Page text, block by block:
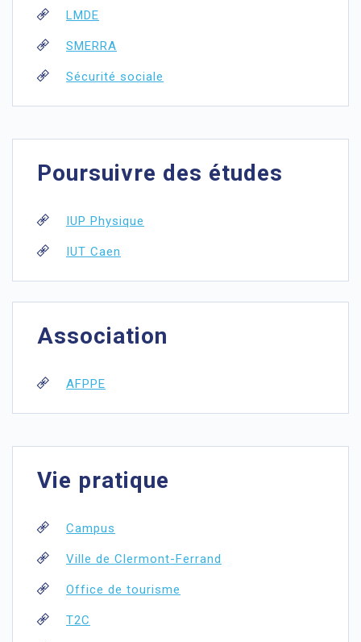
LMDE
SMERRA
Sécurité sociale
Poursuivre des études
IUP Physique
IUT Caen
Association
AFPPE
Vie pratique
Campus
Ville de Clermont-Ferrand
Office de tourisme
T2C